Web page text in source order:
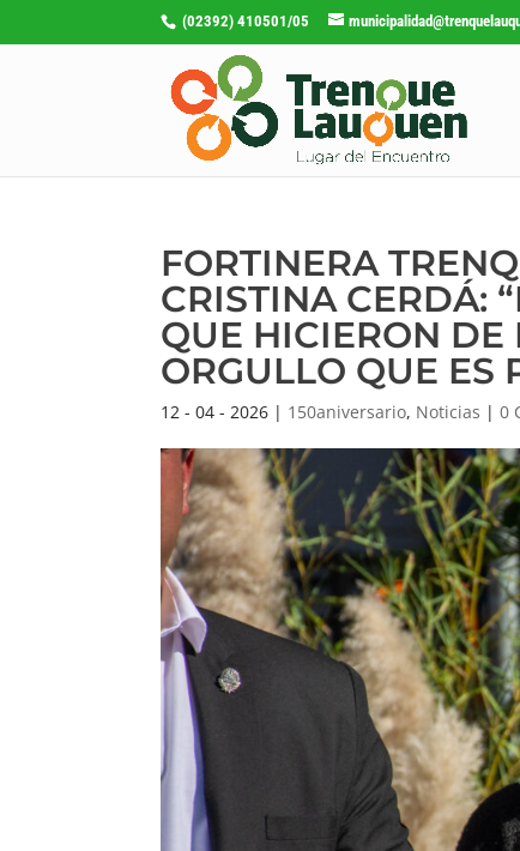
(02392) 410501/05
FORTINERA
CRISTINA CERDÁ:
QUE HICIERON DE
ORGULLO QUE ES
12 - 04 - 2026 | 150aniversario, Noticias |0